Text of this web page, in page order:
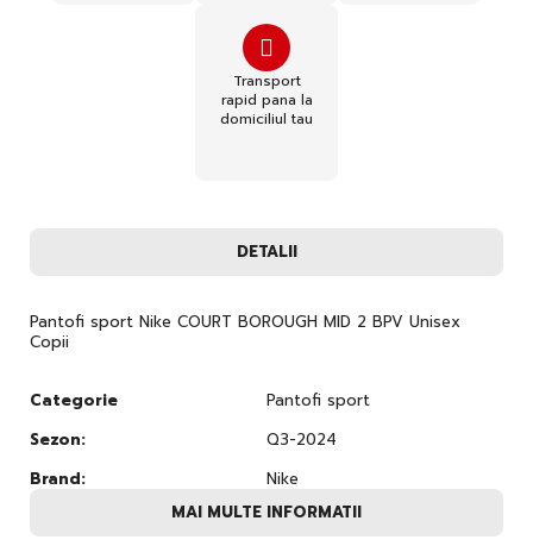
Transport
rapid pana la
domiciliul tau
DETALII
Pantofi sport Nike COURT BOROUGH MID 2 BPV Unisex
Copii
Categorie
Pantofi sport
Sezon:
Q3-2024
Brand:
Nike
MAI MULTE INFORMATII